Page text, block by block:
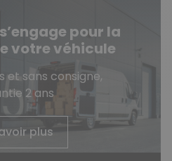
pour la
votre véhicule
et sans consigne,
2 ans
plus